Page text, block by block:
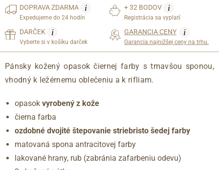
DOPRAVAZDARMA i
Expedujeme do 24 hodín
+ 32 BODOV i
Registrácia sa vyplatí
DARČEK i
Vyberte si v košíku darček
GARANCIA CENY i
Garancia najnižšej ceny na trhu.
Pánsky kožený opasok čiernej farby s tmavšou sponou,
vhodný k ležérnemu oblečeniu a k rifliam.
opasok vyrobený z kože
čierna farba
ozdobné dvojité štepovanie striebristo šedej farby
matovaná spona antracitovej farby
lakované hrany, rub (zabránia zafarbeniu odevu)